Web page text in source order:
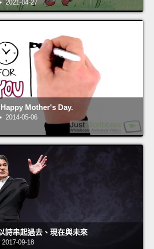
2021-04-27
Mother's Day.
2014-05-06
詩串起過去、現在與未來
09-18